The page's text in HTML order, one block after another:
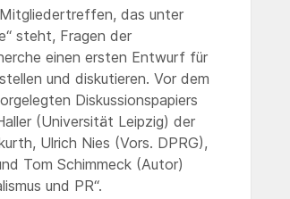
das unter
steht, Fragen der
einen ersten Entwurf für
und diskutieren. Vor dem
Diskussionspapiers
(Universität Leipzig) der
Ulrich Nies (Vors. DPRG),
Tom Schimmeck (Autor)
und PR“.